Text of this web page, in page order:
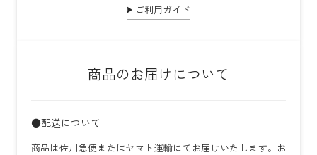
ご利用ガイド
商品のお届けについて
●配送について
商品は佐川急便またはヤマト運輸にてお届けいたします。お